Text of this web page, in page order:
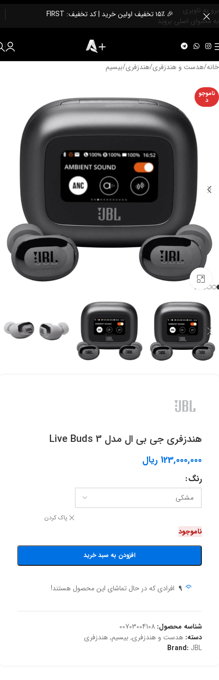
برو به ناوبری
به محتوای اصلی بروید
🎉 ۱۵٪ تخفیف اولین خرید | کد تخفیف: FIRST
خانه/هدست و هندزفری/هندزفری/بیسیم
ناموجو
د
برای بزرگنمایی کلیک کنید.
هندزفری جی بی ال مدل Live Buds 3
123,000,000 ریال
رنگ
پاک کردن
ناموجود
افزودن به سبد خرید
9 افرادی که در حال تماشای این محصول هستند!
شناسه محصول: 00703004108
دسته: هدست و هندزفری, بیسیم,هندزفری
Brand: JBL